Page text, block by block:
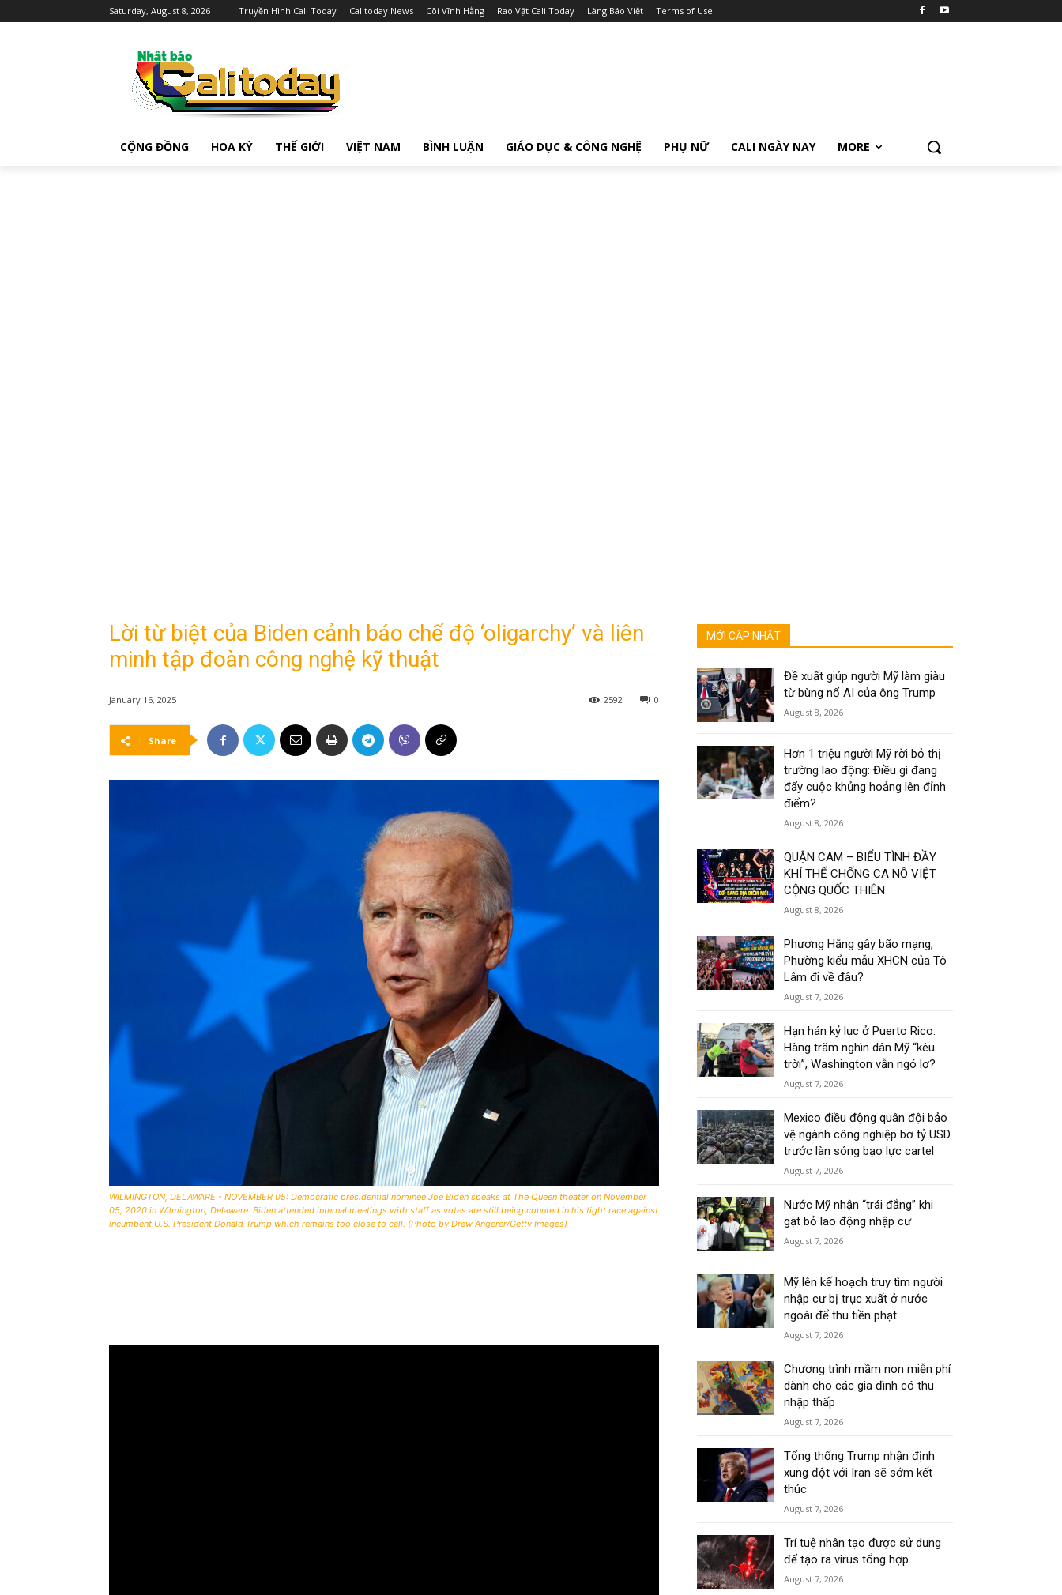
Saturday, August 8, 2026 Truyền Hình Cali Today Calitoday News Cõi Vĩnh Hằng Rao Vặt Cali Today Làng Báo Việt Terms of Use
CỘNG ĐỒNG HOA KỲ THẾ GIỚI VIỆT NAM BÌNH LUẬN GIÁO DỤC & CÔNG NGHỆ PHỤ NỮ CALI NGÀY NAY MORE
Lời từ biệt của Biden cảnh báo chế độ ‘oligarchy’ và liên
minh tập đoàn công nghệ kỹ thuật
January 16, 2025 0
2592
Share
WILMINGTON, DELAWARE - NOVEMBER 05: Democratic presidential nominee Joe Biden speaks at The Queen theater on November
05, 2020 in Wilmington, Delaware. Biden attended internal meetings with staff as votes are still being counted in his tight race against
incumbent U.S. President Donald Trump which remains too close to call. (Photo by Drew Angerer/Getty Images)
MỚI CẬP NHẬT
Đề xuất giúp người Mỹ làm giàu
từ bùng nổ AI của ông Trump
August 8, 2026
Hơn 1 triệu người Mỹ rời bỏ thị
trường lao động: Điều gì đang
đẩy cuộc khủng hoảng lên đỉnh
điểm?
August 8, 2026
QUẬN CAM – BIỂU TÌNH ĐẦY
KHÍ THẾ CHỐNG CA NÔ VIỆT
CỘNG QUỐC THIÊN
August 8, 2026
Phương Hằng gây bão mạng,
Phường kiểu mẫu XHCN của Tô
Lâm đi về đâu?
August 7, 2026
Hạn hán kỷ lục ở Puerto Rico:
Hàng trăm nghìn dân Mỹ “kêu
trời”, Washington vẫn ngó lơ?
August 7, 2026
Mexico điều động quân đội bảo
vệ ngành công nghiệp bơ tỷ USD
trước làn sóng bạo lực cartel
August 7, 2026
Nước Mỹ nhận “trái đắng” khi
gạt bỏ lao động nhập cư
August 7, 2026
Mỹ lên kế hoạch truy tìm người
nhập cư bị trục xuất ở nước
ngoài để thu tiền phạt
August 7, 2026
Chương trình mầm non miễn phí
dành cho các gia đình có thu
nhập thấp
August 7, 2026
Tổng thống Trump nhận định
xung đột với Iran sẽ sớm kết
thúc
August 7, 2026
Trí tuệ nhân tạo được sử dụng
để tạo ra virus tổng hợp.
August 7, 2026